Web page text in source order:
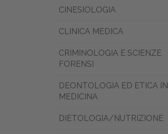
CINESIOLOGIA
CLINICA MEDICA
CRIMINOLOGIA E SCIENZE
FORENSI
DEONTOLOGIA ED ETICA IN
MEDICINA
DIETOLOGIA/NUTRIZIONE